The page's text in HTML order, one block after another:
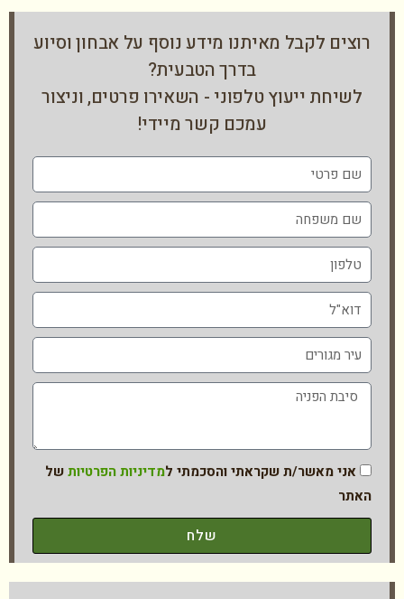
רוצים לקבל מאיתנו מידע נוסף על אבחון וסיוע
בדרך הטבעית?
לשיחת ייעוץ טלפוני - השאירו פרטים, וניצור
עמכם קשר מיידי!
אני מאשר/ת שקראתי והסכמתי למדיניות הפרטיותשל
האתר
שלח